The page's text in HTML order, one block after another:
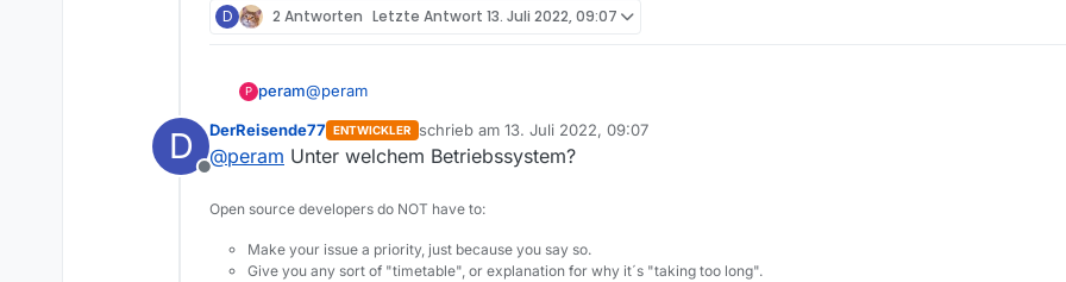
D 2 Antworten Letzte Antwort 13. Juli 2022, 09:07
P peram@peram
Entschuldigung, aber vielleicht ist was mit Deiner Brille nicht in Ordnung?
das ist ein hochauflösendes Bildschirmfoto!
D
Offline
DerReisende77 ENTWICKLER schrieb am 13. Juli 2022, 09:07
zuletzt editiert von
@peram Unter welchem Betriebssystem?
Open source developers do NOT have to:
Make your issue a priority, just because you say so.
Give you any sort of "timetable", or explanation for why it´s "taking too long".